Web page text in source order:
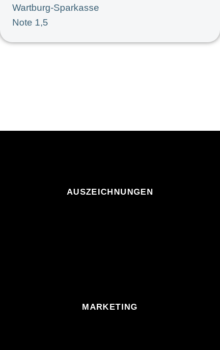
Wartburg-Sparkasse
Note 1,5
AUSZEICHNUNGEN
MARKETING